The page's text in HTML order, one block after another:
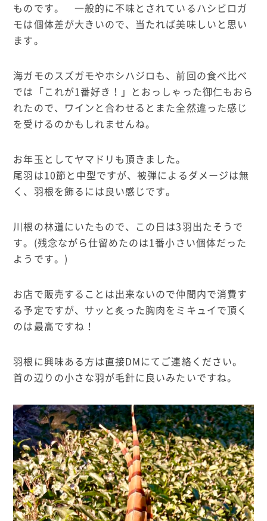
ものです。 一般的に不味とされているハシビロガ
モは個体差が大きいので、当たれば美味しいと思い
ます。
海ガモのスズガモやホシハジロも、前回の食べ比べ
では「これが1番好き！」とおっしゃった御仁もおら
れたので、ワインと合わせるとまた全然違った感じ
を受けるのかもしれませんね。
お年玉としてヤマドリも頂きました。
尾羽は10節と中型ですが、被弾によるダメージは無
く、羽根を飾るには良い感じです。
川根の林道にいたもので、この日は3羽出たそうで
す。(残念ながら仕留めたのは1番小さい個体だった
ようです。)
お店で販売することは出来ないので仲間内で消費す
る予定ですが、サッと炙った胸肉をミキュイで頂く
のは最高ですね！
羽根に興味ある方は直接DMにてご連絡ください。
首の辺りの小さな羽が毛針に良いみたいですね。